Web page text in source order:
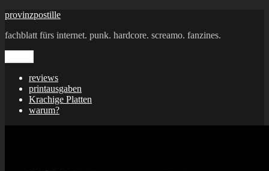
Zum
springen
provinzpostille
fachblatt fürs internet. punk. hardcore. screamo. fanzines.
reviews
printausgaben
Krachige Platten
warum?